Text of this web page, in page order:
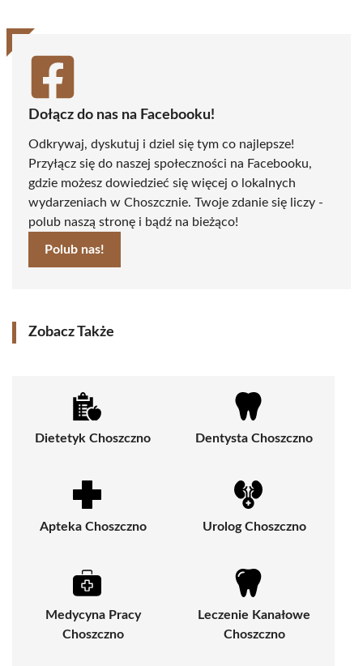
Dołącz do nas na Facebooku!
Odkrywaj, dyskutuj i dziel się tym co najlepsze!
Przyłącz się do naszej społeczności na Facebooku,
gdzie możesz dowiedzieć się więcej o lokalnych
wydarzeniach w Choszcznie. Twoje zdanie się liczy -
polub naszą stronę i bądź na bieżąco!
Polub nas!
Zobacz Także
Dietetyk Choszczno Dentysta Choszczno
Apteka Choszczno Urolog Choszczno
Medycyna Pracy
Choszczno
Leczenie Kanałowe
Choszczno